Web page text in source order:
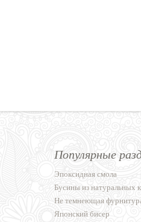
Популярные
Эпоксидная смола
Бусины из натуральных
Не темнеющая
Японский бисер